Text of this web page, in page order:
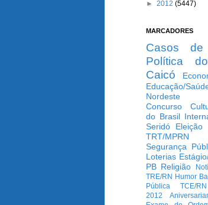
► 2012 (5447)
MARCADORES
Casos de
Política
Caicó
Educação/
Nordeste
Concurso
do Brasil
Seridó
Eleição
TRT/MPRN
Segurança
Loterias
PB Religião
TRE/RN Humor
Pública
TCE/RN
2012